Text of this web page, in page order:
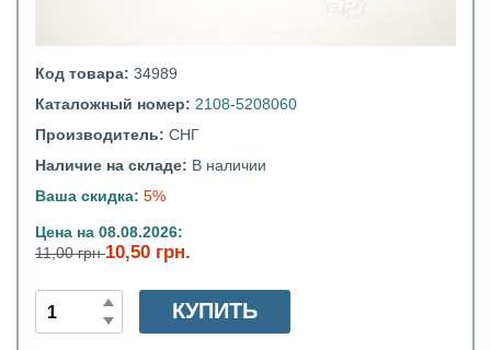
Код товара: 34989
Каталожный номер: 2108-5208060
Производитель: СНГ
Наличие на складе: В наличии
Ваша скидка: 5%
Цена на 08.08.2026:
11,00 грн10,50 грн.
КУПИТЬ